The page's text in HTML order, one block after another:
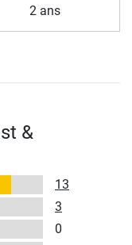
2 ans
&
13
3
0